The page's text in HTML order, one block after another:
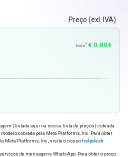
Preço (exl. IVA)
taxa* € 0.004
(listada aqui na nossa lista de preços) cobrada
cobrada pela Meta Platforms, Inc. Para obter
Meta Platforms, Inc., visite o nosso helpdesk.
de mensagens WhatsApp. Para obter o preço